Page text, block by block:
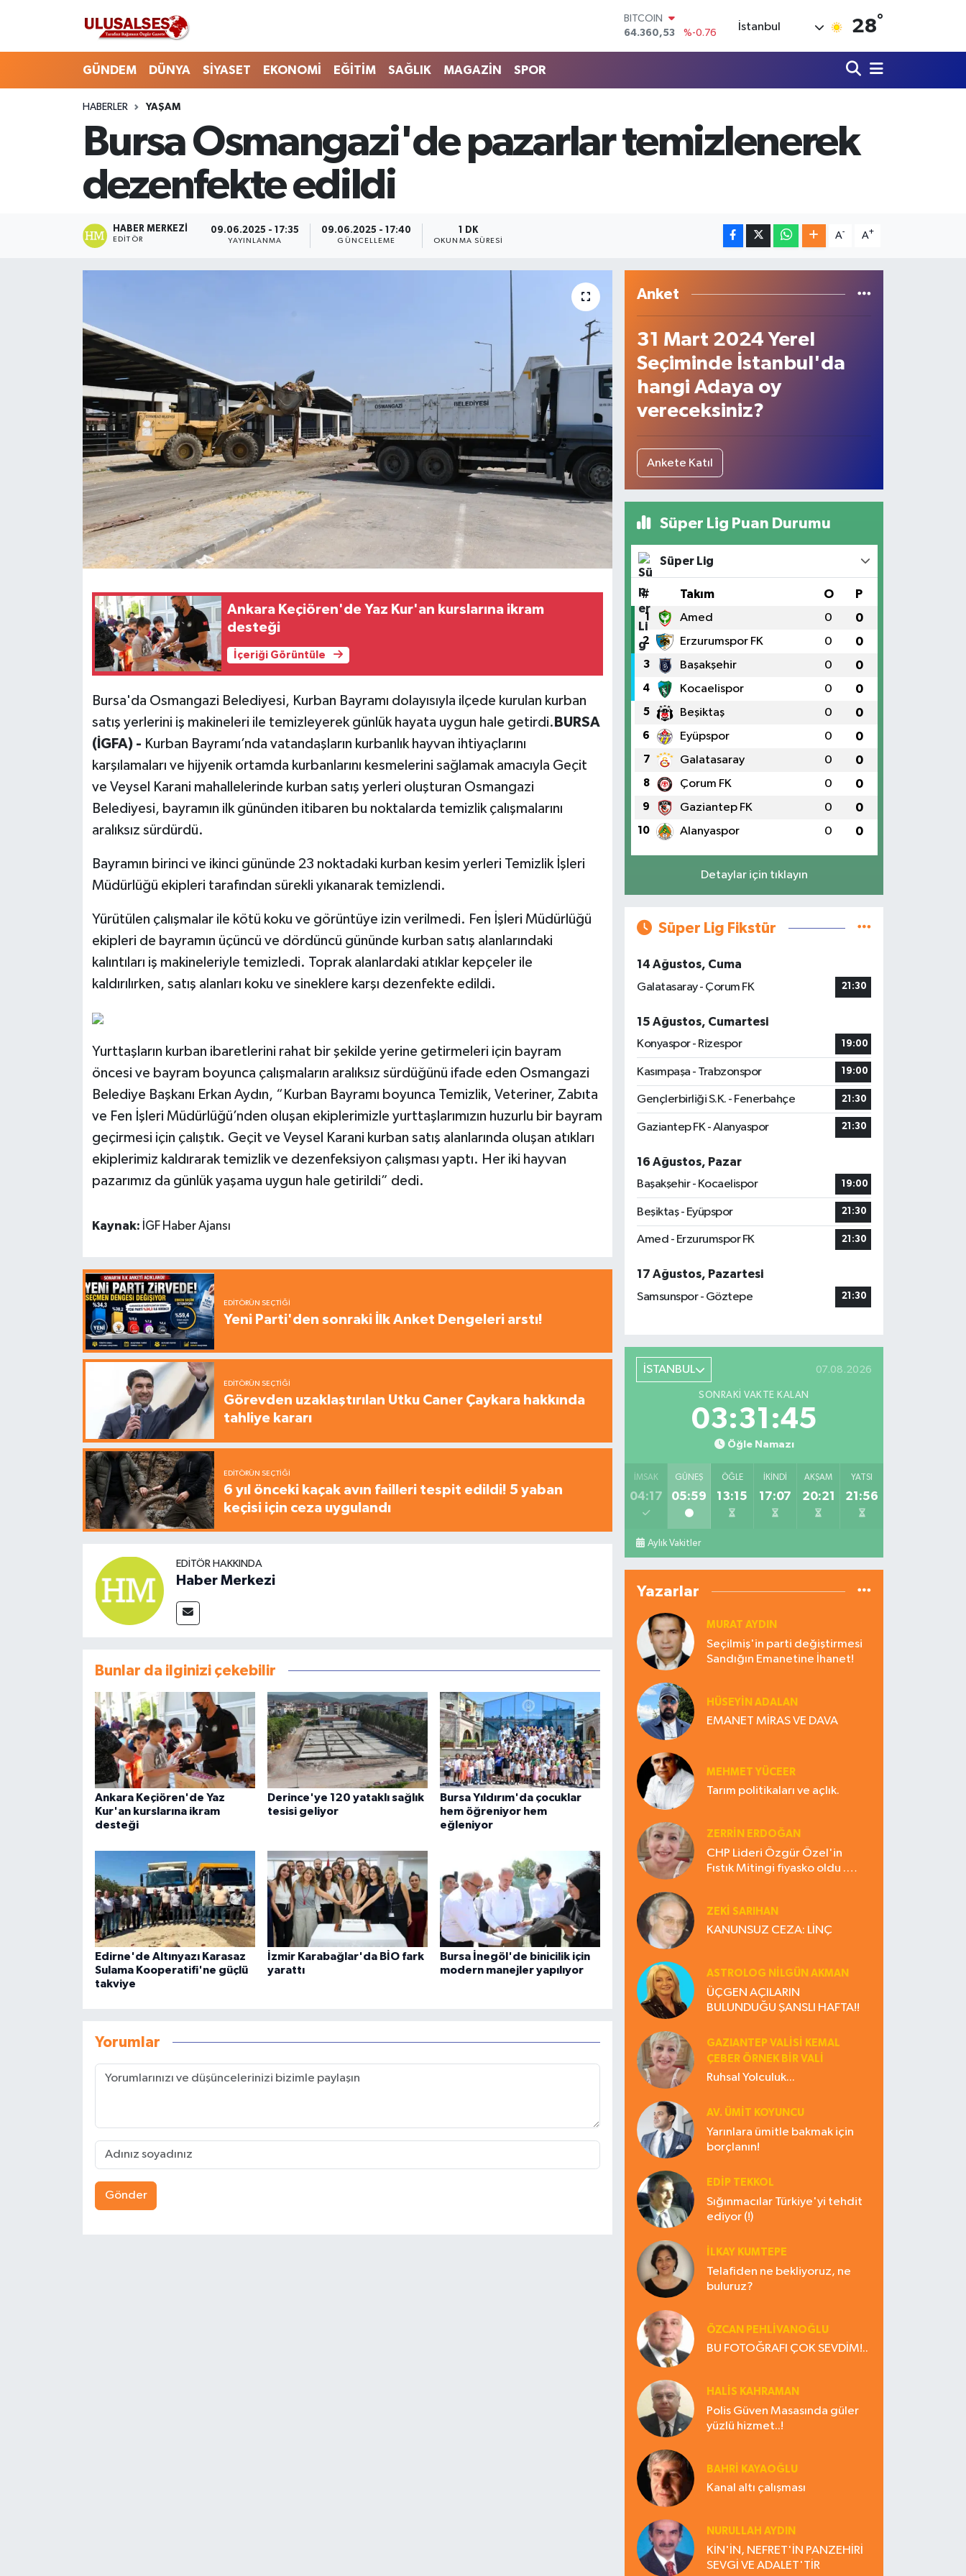
BITCOIN
64.360,53
%-0.76
55,0265
%0.01
GRAM ALTIN
6574.81
İstanbul 28°
GÜNDEM DÜNYA SİYASET EKONOMİ EĞİTİM SAĞLIK MAGAZİN SPOR
HABERLER YAŞAM
Bursa Osmangazi'de pazarlar temizlenerek
dezenfekte edildi
HABER MERKEZI
EDITÖR
09.06.2025 - 17:35
YAYINLANMA
09.06.2025 - 17:40
GÜNCELLEME
1 DK
OKUNMA SÜRESI
A- A+
Ankara Keçiören'de Yaz Kur'an kurslarına ikram
desteği
İçeriği Görüntüle
Bursa'da Osmangazi Belediyesi, Kurban Bayramı dolayısıyla ilçede kurulan kurban
satış yerlerini iş makineleri ile temizleyerek günlük hayata uygun hale getirdi. BURSA
(İGFA) - Kurban Bayramı’nda vatandaşların kurbanlık hayvan ihtiyaçlarını
karşılamaları ve hijyenik ortamda kurbanlarını kesmelerini sağlamak amacıyla Geçit
ve Veysel Karani mahallelerinde kurban satış yerleri oluşturan Osmangazi
Belediyesi, bayramın ilk gününden itibaren bu noktalarda temizlik çalışmalarını
aralıksız sürdürdü.
Bayramın birinci ve ikinci gününde 23 noktadaki kurban kesim yerleri Temizlik İşleri
Müdürlüğü ekipleri tarafından sürekli yıkanarak temizlendi.
Yürütülen çalışmalar ile kötü koku ve görüntüye izin verilmedi. Fen İşleri Müdürlüğü
ekipleri de bayramın üçüncü ve dördüncü gününde kurban satış alanlarındaki
kalıntıları iş makineleriyle temizledi. Toprak alanlardaki atıklar kepçeler ile
kaldırılırken, satış alanları koku ve sineklere karşı dezenfekte edildi.
Yurttaşların kurban ibaretlerini rahat bir şekilde yerine getirmeleri için bayram
öncesi ve bayram boyunca çalışmaların aralıksız sürdüğünü ifade eden Osmangazi
Belediye Başkanı Erkan Aydın, “Kurban Bayramı boyunca Temizlik, Veteriner, Zabıta
ve Fen İşleri Müdürlüğü’nden oluşan ekiplerimizle yurttaşlarımızın huzurlu bir bayram
geçirmesi için çalıştık. Geçit ve Veysel Karani kurban satış alanlarında oluşan atıkları
ekiplerimiz kaldırarak temizlik ve dezenfeksiyon çalışması yaptı. Her iki hayvan
pazarımız da günlük yaşama uygun hale getirildi” dedi.
Kaynak: İGF Haber Ajansı
EDITÖRÜN SEÇTIĞI
Yeni Parti'den sonraki İlk Anket Dengeleri arstı!
EDITÖRÜN SEÇTIĞI
Görevden uzaklaştırılan Utku Caner Çaykara hakkında
tahliye kararı
EDITÖRÜN SEÇTIĞI
6 yıl önceki kaçak avın failleri tespit edildi! 5 yaban
keçisi için ceza uygulandı
EDITÖR HAKKINDA
Haber Merkezi
Bunlar da ilginizi çekebilir
Ankara Keçiören'de Yaz
Kur'an kurslarına ikram
desteği
Derince'ye 120 yataklı sağlık
tesisi geliyor
Bursa Yıldırım'da çocuklar
hem öğreniyor hem
eğleniyor
Edirne'de Altınyazı Karasaz
Sulama Kooperatifi'ne güçlü
takviye
İzmir Karabağlar'da BİO fark
yarattı
Bursa İnegöl'de binicilik için
modern manejler yapılıyor
Yorumlar
Gönder
Anket
31 Mart 2024 Yerel
Seçiminde İstanbul'da
hangi Adaya oy
vereceksiniz?
Ankete Katıl
Süper Lig Puan Durumu
Süper Lig
# Takım O P
1 Amed 0 0
2 Erzurumspor FK 0 0
3 Başakşehir 0 0
4 Kocaelispor 0 0
5 Beşiktaş 0 0
6 Eyüpspor 0 0
7 Galatasaray 0 0
8 Çorum FK 0 0
9 Gaziantep FK 0 0
10 Alanyaspor 0 0
Detaylar için tıklayın
Süper Lig Fikstür
14 Ağustos, Cuma
Galatasaray - Çorum FK
21:30
15 Ağustos, Cumartesi
Konyaspor - Rizespor
19:00
Kasımpaşa - Trabzonspor 19:00
Gençlerbirliği S.K. - Fenerbahçe 21:30
Gaziantep FK - Alanyaspor 21:30
16 Ağustos, Pazar
Başakşehir - Kocaelispor
19:00
Beşiktaş - Eyüpspor 21:30
Amed - Erzurumspor FK 21:30
17 Ağustos, Pazartesi
Samsunspor - Göztepe
21:30
İSTANBUL 07.08.2026
SONRAKI VAKTE KALAN
03:31:44
Öğle Namazı
İMSAK
04:17
GÜNEŞ
05:59
ÖĞLE
13:15
İKINDI
17:07
AKŞAM
20:21
YATSI
21:56
Aylık Vakitler
Yazarlar
MURAT AYDIN
Seçilmiş'in parti değiştirmesi
Sandığın Emanetine İhanet!
HÜSEYIN ADALAN
EMANET MİRAS VE DAVA
MEHMET YÜCEER
Tarım politikaları ve açlık.
ZERRIN ERDOĞAN
CHP Lideri Özgür Özel'in
Fıstık Mitingi fiyasko oldu .
ZEKI SARIHAN
KANUNSUZ CEZA: LİNÇ
ASTROLOG NILGÜN AKMAN
ÜÇGEN AÇILARIN
BULUNDUĞU ŞANSLI HAFTA!!
GAZIANTEP VALISI KEMAL
ÇEBER ÖRNEK BİR VALİ
Ruhsal Yolculuk...
AV. ÜMIT KOYUNCU
Yarınlara ümitle bakmak için
borçlanın!
EDIP TEKKOL
Sığınmacılar Türkiye'yi tehdit
ediyor (!)
İLKAY KUMTEPE
Telafiden ne bekliyoruz, ne
buluruz?
ÖZCAN PEHLİVANOĞLU
BU FOTOĞRAFI ÇOK SEVDİM!..
HALIS KAHRAMAN
Polis Güven Masasında güler
yüzlü hizmet..!
BAHRI KAYAOĞLU
Kanal altı çalışması
NURULLAH AYDIN
KİN'İN, NEFRET'İN PANZEHİRİ
SEVGİ VE ADALET'TİR
GÜNDEM
DÜNYA
SİYASET
SAĞLIK
MAGAZİN
Hava Durumu
Trafik Durumu
Süper Lig Puan Durumu ve Fikstür
Son Dakika Haberleri
Haber Arşivi